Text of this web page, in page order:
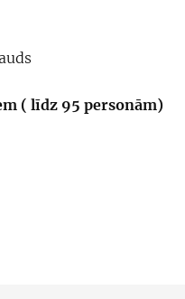
( līdz 95 personām)